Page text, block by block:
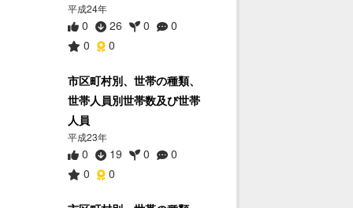
平成24年
0 26 0
0
0
0
市区町村別、世帯の種類、
世帯人員別世帯数及び世帯
人員
平成23年
0 19 0
0
0
0